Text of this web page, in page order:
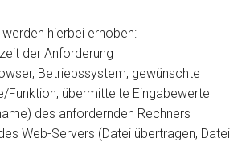
hierbei erhoben:
der Anforderung
Betriebssystem, gewünschte
Funktion, übermittelte Eingabewerte
des anfordernden Rechners
Web-Servers (Datei übertragen, Datei